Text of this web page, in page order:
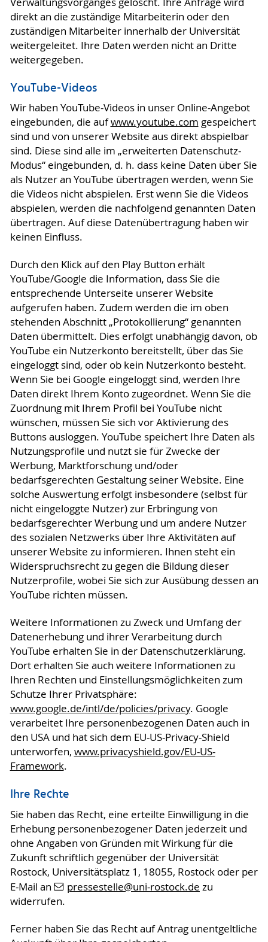
direkt an die zuständige Mitarbeiterin oder den
zuständigen Mitarbeiter innerhalb der Universität
weitergeleitet. Ihre Daten werden nicht an Dritte
weitergegeben.
YouTube-Videos
Wir haben YouTube-Videos in unser Online-Angebot
eingebunden, die aufwww.youtube.com gespeichert
sind und von unserer Website aus direkt abspielbar
sind. Diese sind alle im „erweiterten Datenschutz-
Modus“ eingebunden, d. h. dass keine Daten über Sie
als Nutzer an YouTube übertragen werden, wenn Sie
die Videos nicht abspielen. Erst wenn Sie die Videos
abspielen, werden die nachfolgend genannten Daten
übertragen. Auf diese Datenübertragung haben wir
keinen Einfluss.
Durch den Klick auf den Play Button erhält
YouTube/Google die Information, dass Sie die
entsprechende Unterseite unserer Website
aufgerufen haben. Zudem werden die im oben
stehenden Abschnitt „Protokollierung“ genannten
Daten übermittelt. Dies erfolgt unabhängig davon, ob
YouTube ein Nutzerkonto bereitstellt, über das Sie
eingeloggt sind, oder ob kein Nutzerkonto besteht.
Wenn Sie bei Google eingeloggt sind, werden Ihre
Daten direkt Ihrem Konto zugeordnet. Wenn Sie die
Zuordnung mit Ihrem Profil bei YouTube nicht
wünschen, müssen Sie sich vor Aktivierung des
Buttons ausloggen. YouTube speichert Ihre Daten als
Nutzungsprofile und nutzt sie für Zwecke der
Werbung, Marktforschung und/oder
bedarfsgerechten Gestaltung seiner Website. Eine
solche Auswertung erfolgt insbesondere (selbst für
nicht eingeloggte Nutzer) zur Erbringung von
bedarfsgerechter Werbung und um andere Nutzer
des sozialen Netzwerks über Ihre Aktivitäten auf
unserer Website zu informieren. Ihnen steht ein
Widerspruchsrecht zu gegen die Bildung dieser
Nutzerprofile, wobei Sie sich zur Ausübung dessen an
YouTube richten müssen.
Weitere Informationen zu Zweck und Umfang der
Datenerhebung und ihrer Verarbeitung durch
YouTube erhalten Sie in der Datenschutzerklärung.
Dort erhalten Sie auch weitere Informationen zu
Ihren Rechten und Einstellungsmöglichkeiten zum
Schutze Ihrer Privatsphäre:
www.google.de/intl/de/policies/privacy. Google
verarbeitet Ihre personenbezogenen Daten auch in
den USA und hat sich dem EU-US-Privacy-Shield
unterworfen, www.privacyshield.gov/EU-US-
Framework.
Ihre Rechte
Sie haben das Recht, eine erteilte Einwilligung in die
Erhebung personenbezogener Daten jederzeit und
ohne Angaben von Gründen mit Wirkung für die
Zukunft schriftlich gegenüber der Universität
Rostock, Universitätsplatz 1, 18055, Rostock oder per
E-Mail an
pressestelle@uni-rostock.de zu
widerrufen.
Ferner haben Sie das Recht auf Antrag unentgeltliche